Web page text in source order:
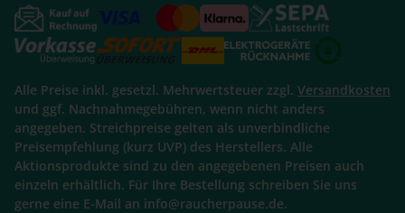
Alle Preise inkl. gesetzl. Mehrwertsteuer zzgl. Versandkosten
und ggf. Nachnahmegebühren, wenn nicht anders
angegeben. Streichpreise gelten als unverbindliche
Preisempfehlung (kurz UVP) des Herstellers. Alle
Aktionsprodukte sind zu den angegebenen Preisen auch
einzeln erhältlich. Für Ihre Bestellung schreiben Sie uns
gerne eine E-Mail an info@raucherpause.de.